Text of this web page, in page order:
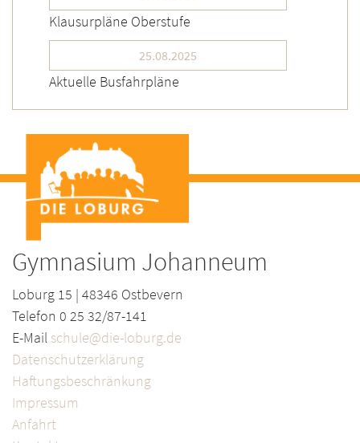
Klausurpläne Oberstufe
25.08.2025
Aktuelle Busfahrpläne
Gymnasium Johanneum
Loburg 15 | 48346 Ostbevern
Telefon 0 25 32/87-141
E-Mail schule@die-loburg.de
Datenschutzerklärung
Haftungsbeschränkung
Impressum
Anfahrt